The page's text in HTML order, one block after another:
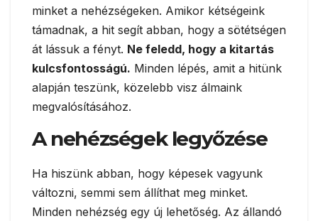
minket a nehézségeken. Amikor kétségeink
támadnak, a hit segít abban, hogy a sötétségen
át lássuk a fényt. Ne feledd, hogy a kitartás
kulcsfontosságú. Minden lépés, amit a hitünk
alapján teszünk, közelebb visz álmaink
megvalósításához.
A nehézségek legyőzése
Ha hiszünk abban, hogy képesek vagyunk
változni, semmi sem állíthat meg minket.
Minden nehézség egy új lehetőség. Az állandó